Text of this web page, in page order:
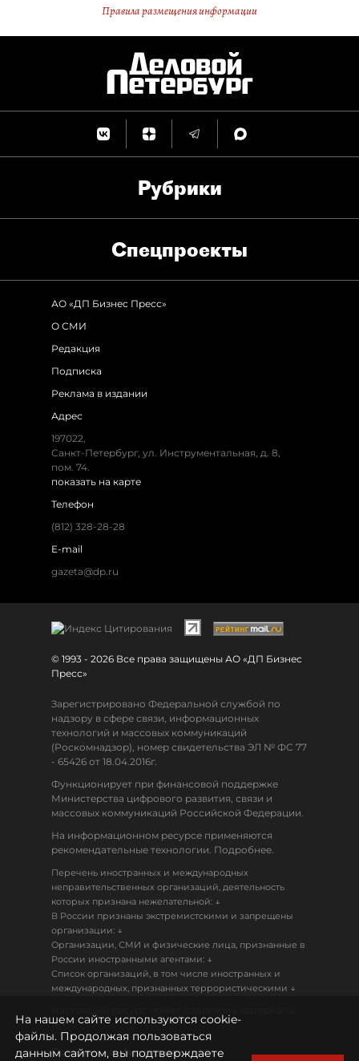
Правила размещения информации
Рубрики
Спец­проекты
АО «ДП Бизнес Пресс»
О СМИ
Редакция
Подписка
Реклама в издании
Адрес
197022,
Санкт-Петербург, ул. Инструментальная, д. 8,
пом. 74.
показать на карте
Телефон
(812) 328-28-28
E-mail
gazeta@dp.ru
© 1993 - 2026 Все права защищены АО «ДП Бизнес
Пресс»
Зарегистрировано Федеральной службой по
надзору в сфере связи, информационных
технологий и массовых коммуникаций
(Роскомнадзор), номер свидетельства ЭЛ № ФС 77
- 65426 от 18.04.2016г.
Функционирует при финансовой поддержке
Министерства цифрового развития, связи и
массовых коммуникаций Российской Федерации.
На информационном ресурсе применяются
рекомендательные технологии. Подробнее.
Перечень иностранных и международных
неправительственных организаций, деятельность
которых признана нежелательной: ↓
В России признаны экстремистскими и запрещены
организации: ↓
Организации, СМИ и физические лица, признанные в
России иностранными агентами: ↓
Список организаций, в том числе иностранных и
международных, признанных террористическими ↓
18+
Политика конфиденциальности
На нашем сайте используются cookie-
файлы. Продолжая пользоваться
данным сайтом, вы подтверждаете